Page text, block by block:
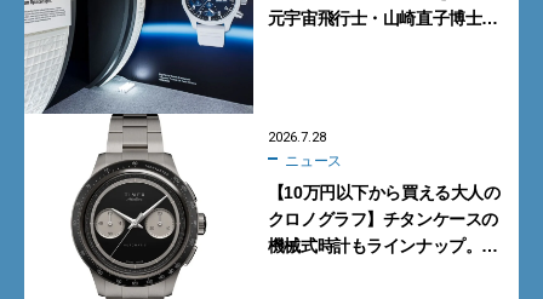
元宇宙飛行士・山崎直子博士に
2026.7.28
ニュース
【10万円以下から買える大人の
クロノグラフ】チタンケースの
機械式時計もラインナップ。タ